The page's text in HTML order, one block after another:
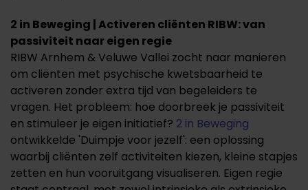
2 in Beweging | Activeren cliënten RIBW: van
passiviteit naar eigen regie
RIBW Arnhem & Veluwe Vallei zocht naar manieren
om cliënten met psychische kwetsbaarheid te
activeren zonder extra tijd van begeleiders te
vragen. Het probleem: hoe doorbreek je passiviteit
en stimuleer je eigen initiatief? 2 in Beweging
ontwikkelde 'Duimpje voor jezelf': een oplossing
waarbij cliënten zelf activiteiten kiezen, kleine stapjes
zetten en hun vooruitgang visualiseren. Eigen regie